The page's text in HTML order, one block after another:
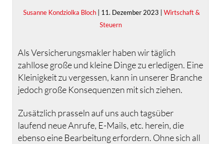
Susanne Kondziolka Bloch | 11. Dezember 2023 | Wirtschaft &
Steuern
Als Versicherungsmakler haben wir täglich
zahllose große und kleine Dinge zu erledigen. Eine
Kleinigkeit zu vergessen, kann in unserer Branche
jedoch große Konsequenzen mit sich ziehen.
Zusätzlich prasseln auf uns auch tagsüber
laufend neue Anrufe, E-Mails, etc. herein, die
ebenso eine Bearbeitung erfordern. Ohne sich all